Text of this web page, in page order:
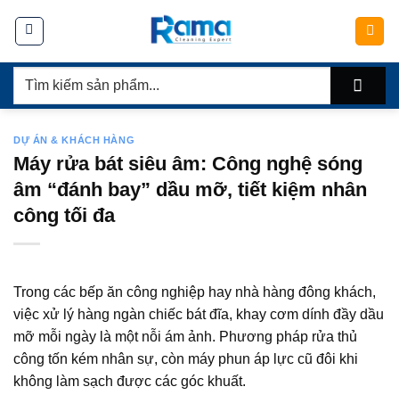
dung
Tìm
DỰ ÁN & KHÁCH HÀNG
Máy rửa bát siêu âm: Công nghệ sóng
âm “đánh bay” dầu mỡ, tiết kiệm nhân
công tối đa
Trong các bếp ăn công nghiệp hay nhà hàng đông khách,
việc xử lý hàng ngàn chiếc bát đĩa, khay cơm dính đầy dầu
mỡ mỗi ngày là một nỗi ám ảnh. Phương pháp rửa thủ
công tốn kém nhân sự, còn máy phun áp lực cũ đôi khi
không làm sạch được các góc khuất.